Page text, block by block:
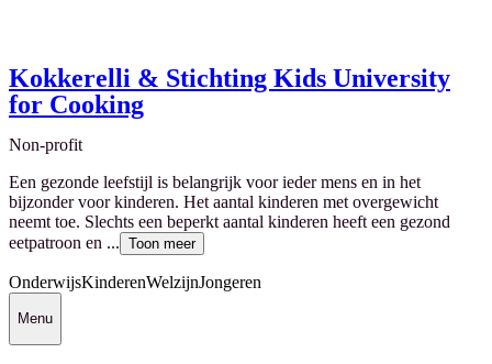
Kokkerelli & Stichting Kids University
for Cooking
Non-profit
Een gezonde leefstijl is belangrijk voor ieder mens en in het
bijzonder voor kinderen. Het aantal kinderen met overgewicht
neemt toe. Slechts een beperkt aantal kinderen heeft een gezond
eetpatroon en ... Toon meer
OnderwijsKinderenWelzijnJongeren
Menu